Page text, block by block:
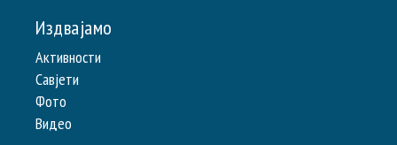
Издвајамо
Активности
Савјети
Фото
Видео